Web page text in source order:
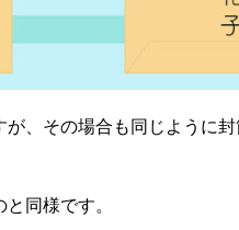
、その場合も同じように
同様です。